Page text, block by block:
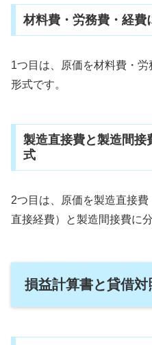
材料費・労務費・経費
1つ目は、原価を材料費・
形式です。
製造直接費と製造間接
式
2つ目は、原価を製造直接費
直接経費）と製造間接費に
損益計算書と貸借対